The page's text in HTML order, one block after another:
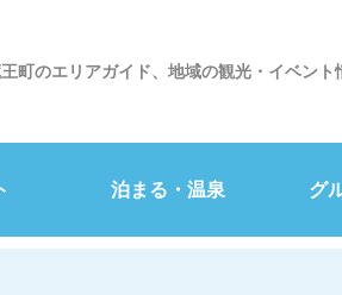
町のエリアガイド、地域の観光・イベント
泊まる・温泉 グ